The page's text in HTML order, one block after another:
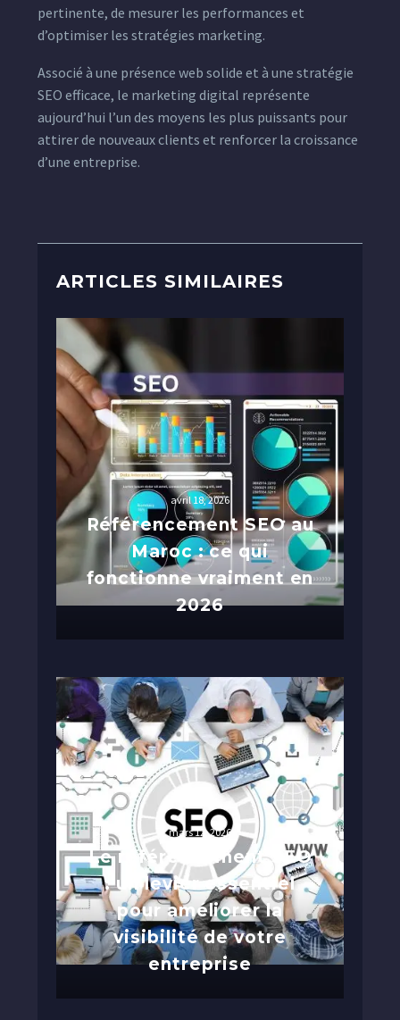
pertinente, de mesurer les performances et
d’optimiser les stratégies marketing.
Associé à une présence web solide et à une stratégie
SEO efficace, le marketing digital représente
aujourd’hui l’un des moyens les plus puissants pour
attirer de nouveaux clients et renforcer la croissance
d’une entreprise.
ARTICLES SIMILAIRES
avril 18, 2026
Référencement SEO au
Maroc : ce qui
fonctionne vraiment en
2026
mars 12, 2026
Le référencement SEO
: un levier essentiel
pour améliorer la
visibilité de votre
entreprise